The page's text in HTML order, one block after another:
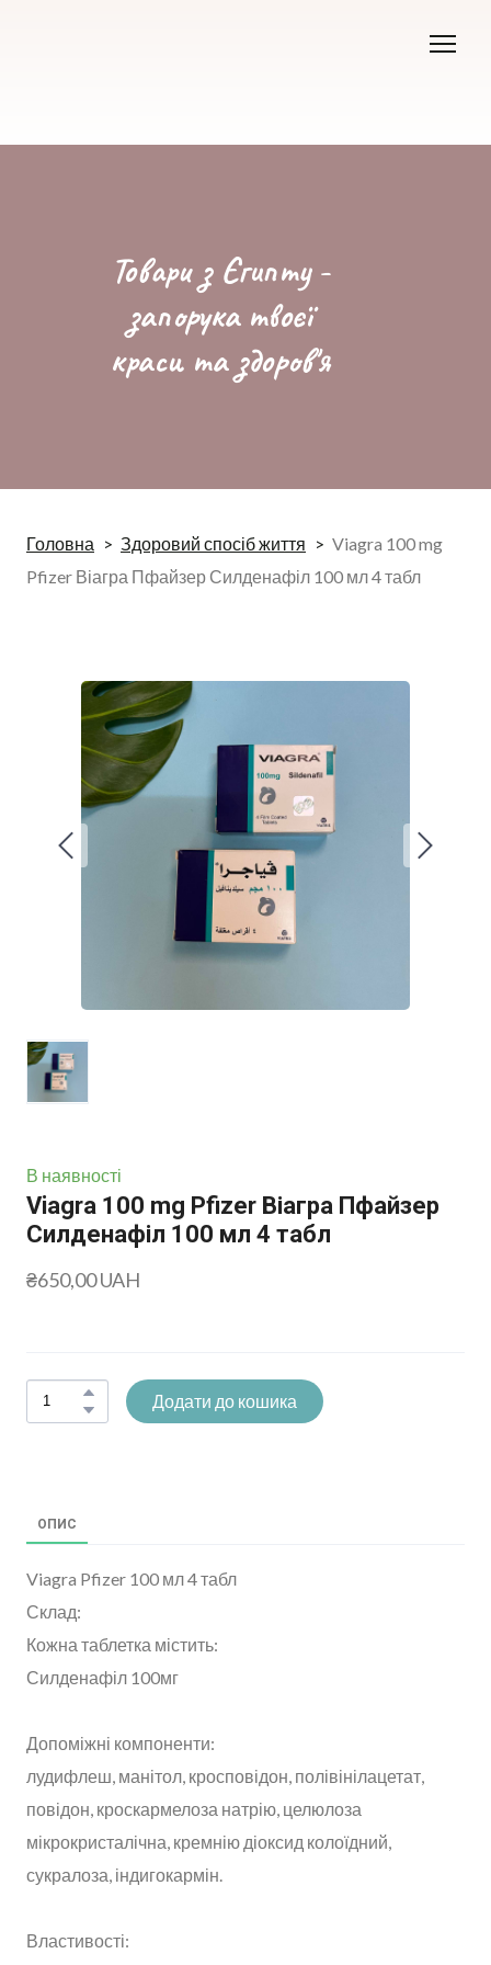
Товари з Єгипту -
запорука твоєї
краси та здоров'я
Головна Здоровий спосіб життя
Viagra 100 mg
Pfizer Віагра Пфайзер Силденафіл 100 мл 4 табл
В наявності
Viagra 100 mg Pfizer Віагра Пфайзер
Силденафіл 100 мл 4 табл
₴650,00 UAH
Додати до кошика
ОПИС
Viagra Pfizer 100 мл 4 табл
Склад:
Кожна таблетка містить:
Силденафіл 100мг
Допоміжні компоненти:
лудифлеш, манітол, кросповідон, полівінілацетат,
повідон, кроскармелоза натрію, целюлоза
мікрокристалічна, кремнію діоксид колоїдний,
сукралоза, індигокармін.
Властивості: